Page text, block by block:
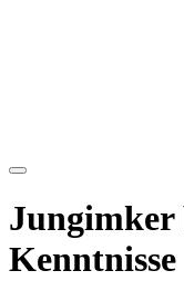
Jungimker
Kenntnisse